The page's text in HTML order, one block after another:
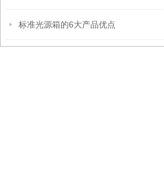
标准光源箱的6大产品优点